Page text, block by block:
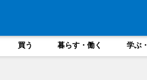
買う 暮らす・働く 学ぶ